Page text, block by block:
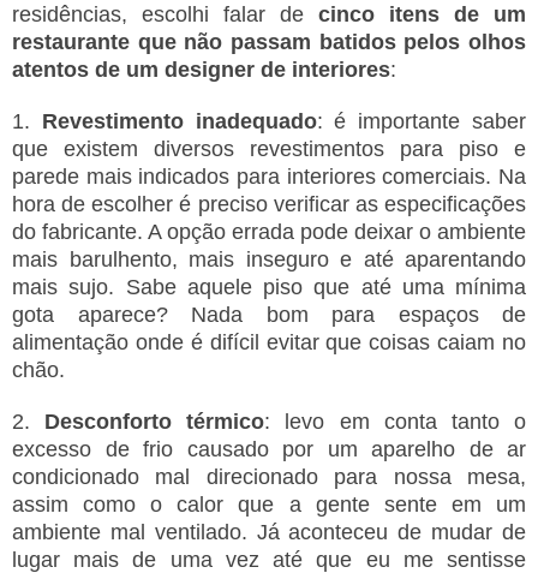
residências, escolhi falar de cinco itens de um
restaurante que não passam batidos pelos olhos
atentos de um designer de interiores:
1. Revestimento inadequado: é importante saber
que existem diversos revestimentos para piso e
parede mais indicados para interiores comerciais. Na
hora de escolher é preciso verificar as especificações
do fabricante. A opção errada pode deixar o ambiente
mais barulhento, mais inseguro e até aparentando
mais sujo. Sabe aquele piso que até uma mínima
gota aparece? Nada bom para espaços de
alimentação onde é difícil evitar que coisas caiam no
chão.
2. Desconforto térmico: levo em conta tanto o
excesso de frio causado por um aparelho de ar
condicionado mal direcionado para nossa mesa,
assim como o calor que a gente sente em um
ambiente mal ventilado. Já aconteceu de mudar de
lugar mais de uma vez até que eu me sentisse